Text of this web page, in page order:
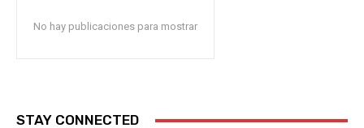
No hay publicaciones para mostrar
STAY CONNECTED